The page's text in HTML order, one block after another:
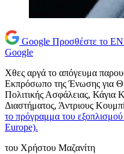
Google Προσθέστε το
Google
Χθες αργά το απόγευμα
Εκπρόσωπο της Ένωσης για
Πολιτικής Ασφάλειας, Κάγια
Διαστήματος, Άντριους
το πρόγραμμα του
Europe).
του Χρήστου Μαζανίτη